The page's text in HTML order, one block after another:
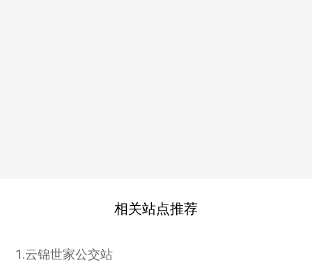
相关站点推荐
1.云锦世家公交站